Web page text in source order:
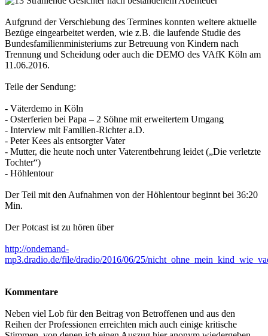
Aufgrund der Verschiebung des Termines konnten weitere aktuelle
Bezüge eingearbeitet werden, wie z.B. die laufende Studie des
Bundesfamilienministeriums zur Betreuung von Kindern nach
Trennung und Scheidung oder auch die DEMO des VAfK Köln am
11.06.2016.
Teile der Sendung:
- Väterdemo in Köln
- Osterferien bei Papa – 2 Söhne mit erweitertem Umgang
- Interview mit Familien-Richter a.D.
- Peter Kees als entsorgter Vater
- Mutter, die heute noch unter Vaterentbehrung leidet („Die verletzte
Tochter“)
- Höhlentour
Der Teil mit den Aufnahmen von der Höhlentour beginnt bei 36:20
Min.
Der Potcast ist zu hören über
http://ondemand-
mp3.dradio.de/file/dradio/2016/06/25/
Kommentare
Neben viel Lob für den Beitrag von Betroffenen und aus den
Reihen der Professionen erreichten mich auch einige kritische